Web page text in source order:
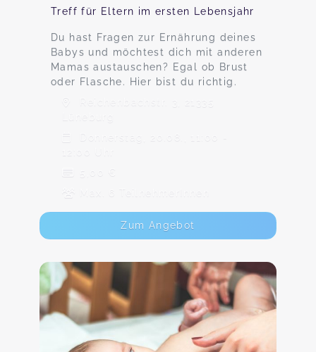
Treff für Eltern im ersten Lebensjahr
Du hast Fragen zur Ernährung deines
Babys und möchtest dich mit anderen
Mamas austauschen? Egal ob Brust
oder Flasche. Hier bist du richtig.
Reichenbachstr. 3, 21335
Donnerstag, 20.08., 11:00 -
12:00 Uhr
5,00 €
Max. 6 TeilnehmerInnen
Zum Angebot